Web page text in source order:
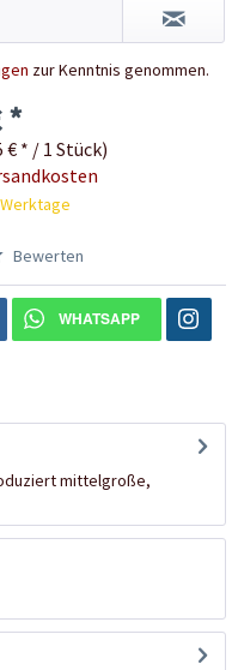
zur Kenntnis genommen.
*
€ * / 1 Stück)
Bewerten
WHATSAPP
mittelgroße,